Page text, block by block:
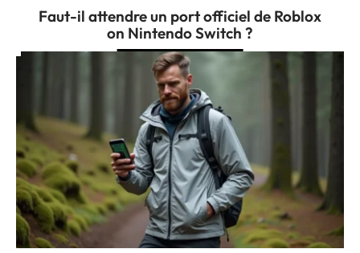
Faut-il attendre un port officiel de Roblox
on Nintendo Switch ?